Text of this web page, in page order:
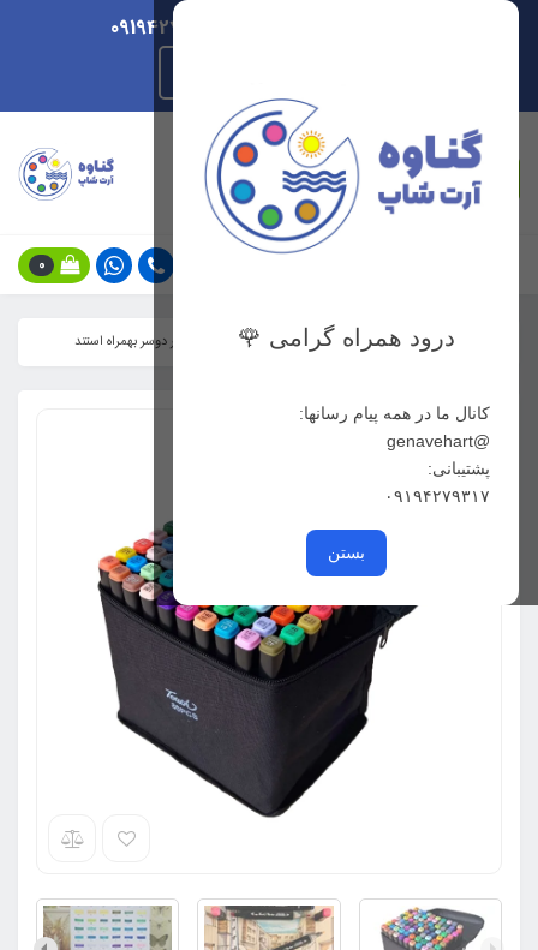
درود همراه گرامی 🌹
کانال ما در همه پیام رسانها:
@genavehart
پشتیبانی:
۰۹۱۹۴۲۷۹۳۱۷
بستن
جستجو
0
فهرست محصولات ماژیک راندو 80 رنگ نیوتاچ پارکر دوسر بهمراه استند